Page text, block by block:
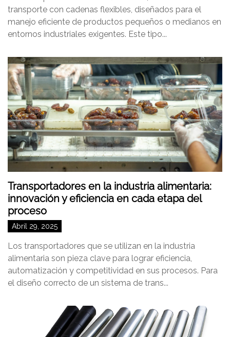
transporte con cadenas flexibles, diseñados para el
manejo eficiente de productos pequeños o medianos en
entornos industriales exigentes. Este tipo...
Transportadores en la industria alimentaria:
innovación y eficiencia en cada etapa del
proceso
Abril 29, 2025
Los transportadores que se utilizan en la industria
alimentaria son pieza clave para lograr eficiencia,
automatización y competitividad en sus procesos. Para
el diseño correcto de un sistema de trans...